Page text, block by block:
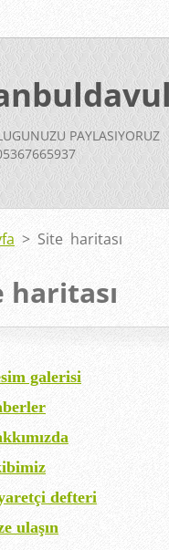
PAYLASIYORUZ
> Site haritası
haritası
galerisi
defteri
ulaşın